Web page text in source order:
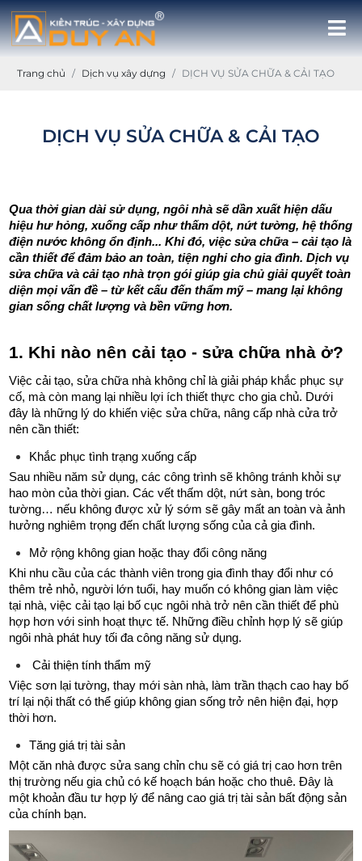
Trang chủ Dịch vụ xây dựng DỊCH VỤ SỬA CHỮA & CẢI TẠO
DỊCH VỤ SỬA CHỮA & CẢI TẠO
Qua thời gian dài sử dụng, ngôi nhà sẽ dần xuất hiện dấu
hiệu hư hỏng, xuống cấp như thấm dột, nứt tường, hệ thống
điện nước không ổn định... Khi đó, việc sửa chữa – cải tạo là
cần thiết để đảm bảo an toàn, tiện nghi cho gia đình. Dịch vụ
sửa chữa và cải tạo nhà trọn gói giúp gia chủ giải quyết toàn
diện mọi vấn đề – từ kết cấu đến thẩm mỹ – mang lại không
gian sống chất lượng và bền vững hơn.
1. Khi nào nên cải tạo - sửa chữa nhà ở?
Việc cải tạo, sửa chữa nhà không chỉ là giải pháp khắc phục sự
cố, mà còn mang lại nhiều lợi ích thiết thực cho gia chủ. Dưới
đây là những lý do khiến việc sửa chữa, nâng cấp nhà cửa trở
nên cần thiết:
Khắc phục tình trạng xuống cấp
Sau nhiều năm sử dụng, các công trình sẽ không tránh khỏi sự
hao mòn của thời gian. Các vết thấm dột, nứt sàn, bong tróc
tường… nếu không được xử lý sớm sẽ gây mất an toàn và ảnh
hưởng nghiêm trọng đến chất lượng sống của cả gia đình.
Mở rộng không gian hoặc thay đổi công năng
Khi nhu cầu của các thành viên trong gia đình thay đổi như có
thêm trẻ nhỏ, người lớn tuổi, hay muốn có không gian làm việc
tại nhà, việc cải tạo lại bố cục ngôi nhà trở nên cần thiết để phù
hợp hơn với sinh hoạt thực tế. Những điều chỉnh hợp lý sẽ giúp
ngôi nhà phát huy tối đa công năng sử dụng.
Cải thiện tính thẩm mỹ
Việc sơn lại tường, thay mới sàn nhà, làm trần thạch cao hay bố
trí lại nội thất có thể giúp không gian sống trở nên hiện đại, hợp
thời hơn.
Tăng giá trị tài sản
Một căn nhà được sửa sang chỉn chu sẽ có giá trị cao hơn trên
thị trường nếu gia chủ có kế hoạch bán hoặc cho thuê. Đây là
một khoản đầu tư hợp lý để nâng cao giá trị tài sản bất động sản
của chính bạn.